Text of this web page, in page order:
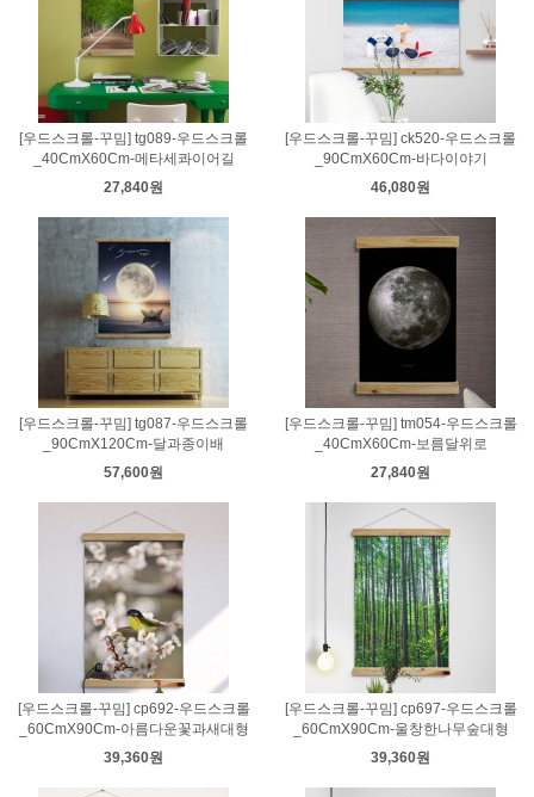
[우드스크롤-꾸밈] tg089-우드스크롤
_40CmX60Cm-메타세콰이어길
27,840원
[우드스크롤-꾸밈] ck520-우드스크롤
_90CmX60Cm-바다이야기
46,080원
[우드스크롤-꾸밈] tg087-우드스크롤
_90CmX120Cm-달과종이배
57,600원
[우드스크롤-꾸밈] tm054-우드스크롤
_40CmX60Cm-보름달위로
27,840원
[우드스크롤-꾸밈] cp692-우드스크롤
_60CmX90Cm-아름다운꽃과새대형
39,360원
[우드스크롤-꾸밈] cp697-우드스크롤
_60CmX90Cm-울창한나무숲대형
39,360원